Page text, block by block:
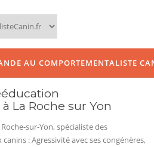
La Roche sur Yon
sur-Yon, spécialiste des
: Agressivité avec ses congénères,